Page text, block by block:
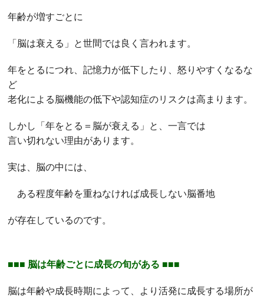
年齢が増すごとに
「脳は衰える」と世間では良く言われます。
年をとるにつれ、記憶力が低下したり、怒りやすくなるな
ど
老化による脳機能の低下や認知症のリスクは高まります。
しかし「年をとる＝脳が衰える」と、一言では
言い切れない理由があります。
実は、脳の中には、
ある程度年齢を重ねなければ成長しない脳番地
が存在しているのです。
■■■ 脳は年齢ごとに成長の旬がある ■■■
脳は年齢や成長時期によって、より活発に成長する場所が